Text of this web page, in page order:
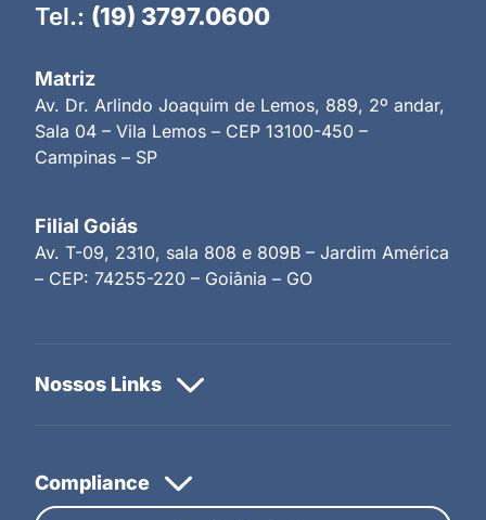
Tel.: (19) 3797.0600
Matriz
Av. Dr. Arlindo Joaquim de Lemos, 889, 2º andar,
Sala 04 – Vila Lemos – CEP 13100-450 –
Campinas – SP
Filial Goiás
Av. T-09, 2310, sala 808 e 809B – Jardim América
– CEP: 74255-220 – Goiânia – GO